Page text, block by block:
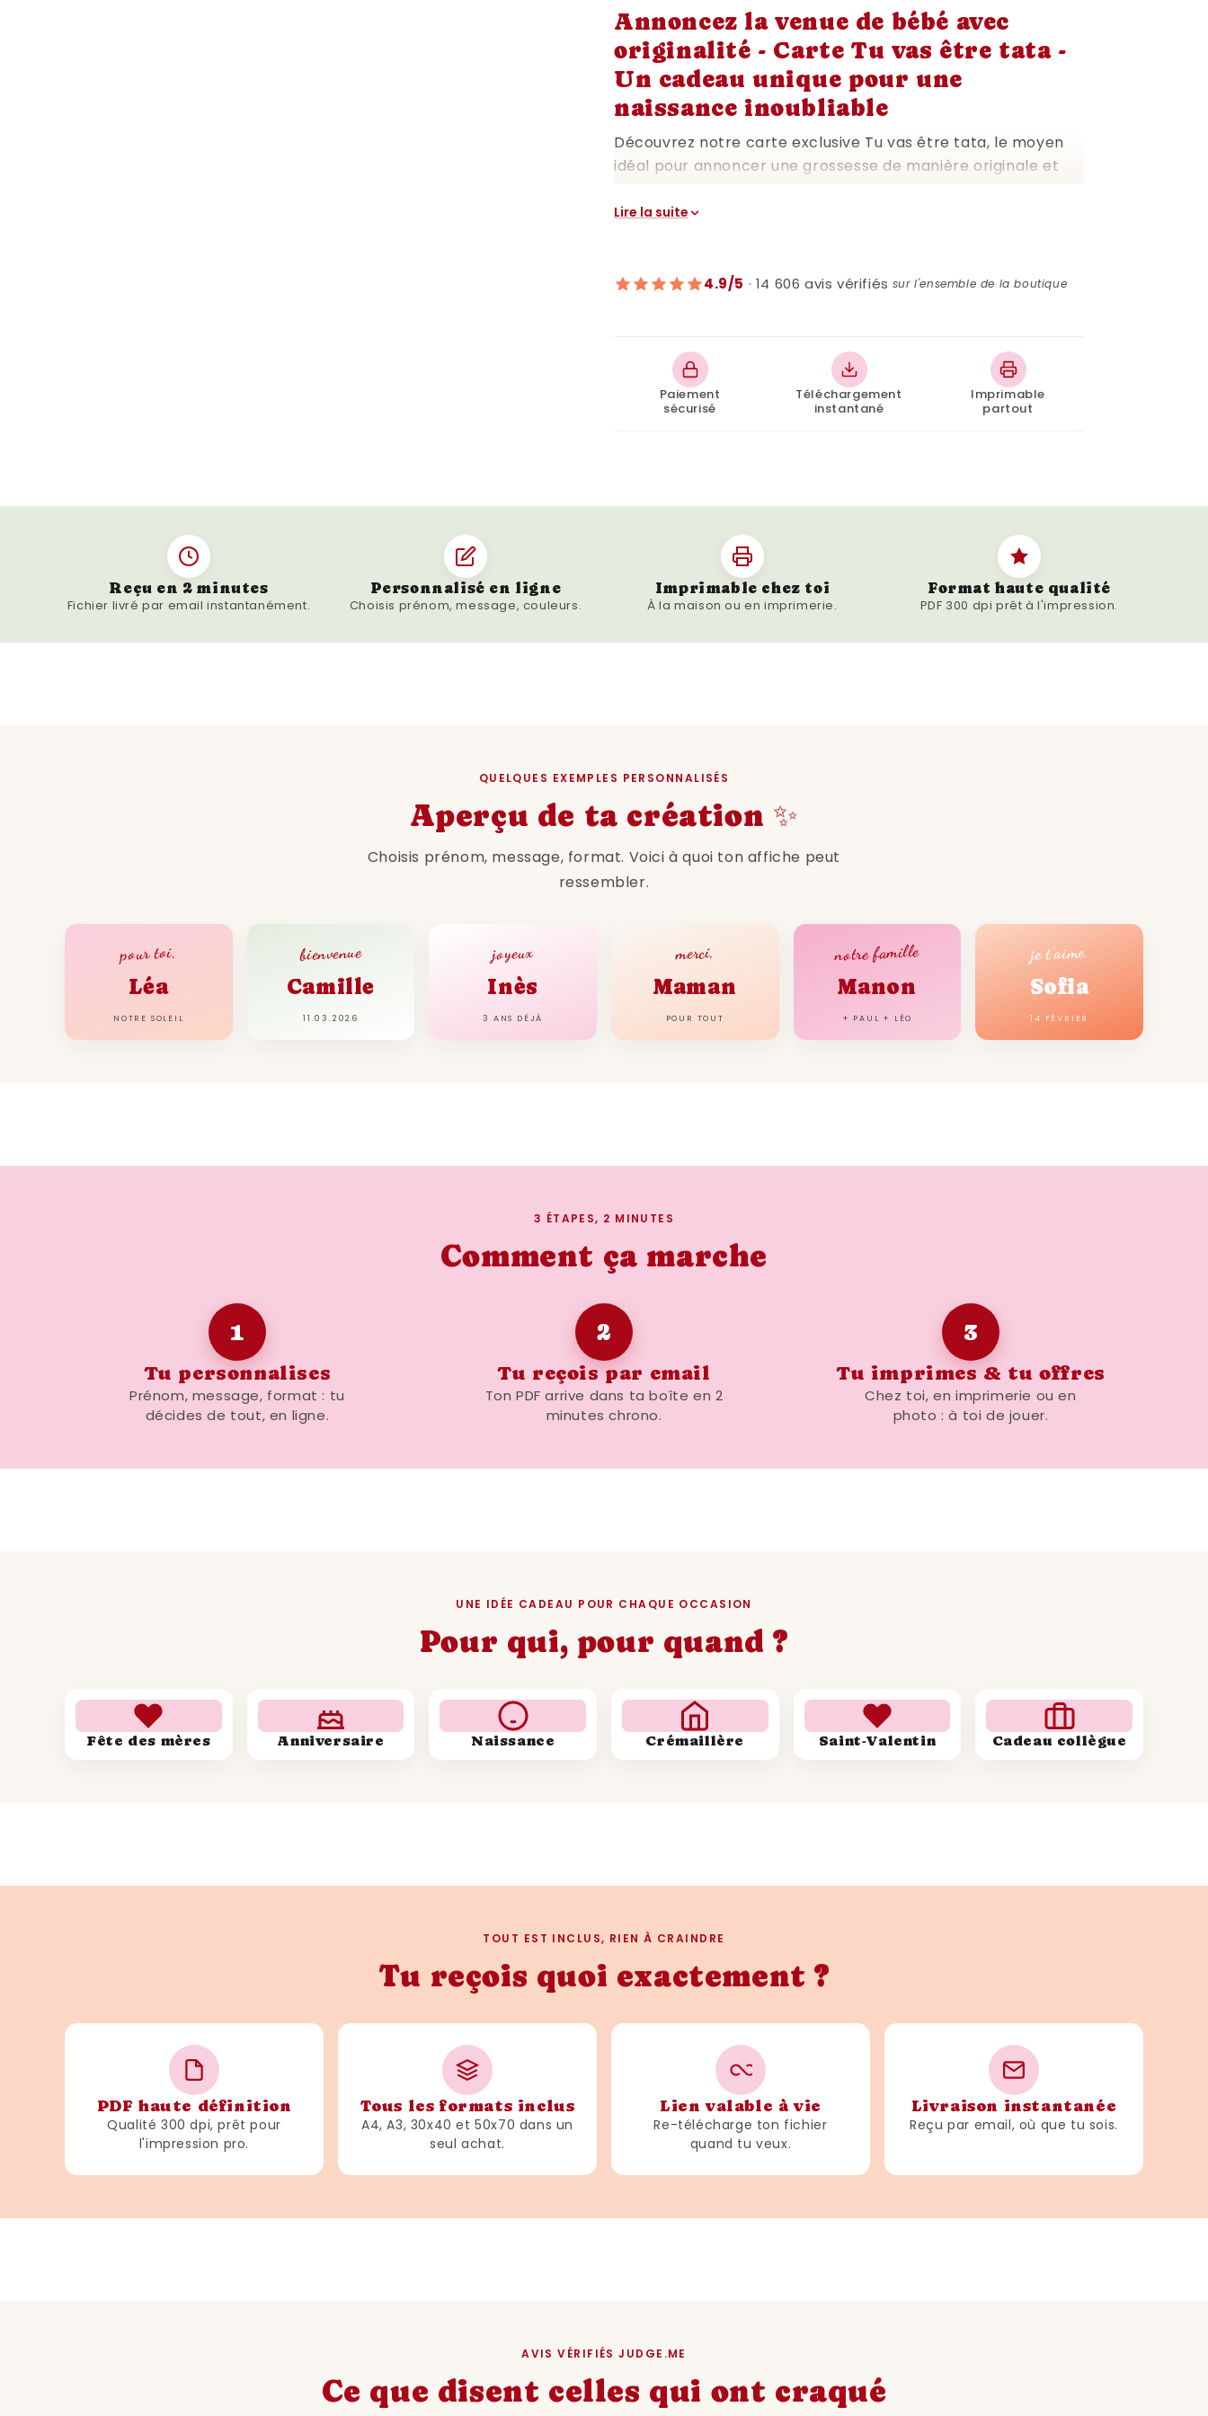
Annoncez la venue de bébé avec
originalité - Carte Tu vas être tata -
Un cadeau unique pour une
naissance inoubliable
Découvrez notre carte exclusive Tu vas être tata, le moyen
idéal pour annoncer une grossesse de manière originale et
carte est plus qu'un simple message, c'est un cadeau pour
partager cette grande nouvelle avec une future tata.
couleurs apaisantes en font un ajout parfait à tout album de
famille ou cadre photo. Imprimable à la maison, vous pouvez
personnaliser votre annonce pour qu'elle soit aussi unique
surprendre et ravir une future tata.
Lire la suite
4.9/5 · 14 606 avis vérifiés sur l'ensemble de la boutique
Paiement
sécurisé
Téléchargement
instantané
Imprimable
partout
Reçu en 2 minutes
Fichier livré par email instantanément.
Personnalisé en ligne
Choisis prénom, message, couleurs.
Imprimable chez toi
À la maison ou en imprimerie.
Format haute qualité
PDF 300 dpi prêt à l'impression.
QUELQUES EXEMPLES PERSONNALISÉS
Aperçu de ta création ✨
Choisis prénom, message, format. Voici à quoi ton affiche peut
ressembler.
pour toi,
Léa
NOTRE SOLEIL
bienvenue
Camille
11.03.2026
joyeux
Inès
3 ANS DÉJÀ
merci,
Maman
POUR TOUT
notre famille
Manon
+ PAUL + LÉO
je t'aime,
Sofia
14 FÉVRIER
3 ÉTAPES, 2 MINUTES
Comment ça marche
1
Tu personnalises
Prénom, message, format : tu
décides de tout, en ligne.
2
Tu reçois par email
Ton PDF arrive dans ta boîte en 2
minutes chrono.
3
Tu imprimes & tu offres
Chez toi, en imprimerie ou en
photo : à toi de jouer.
UNE IDÉE CADEAU POUR CHAQUE OCCASION
Pour qui, pour quand ?
Fête des mères Anniversaire Naissance Crémaillère Saint-Valentin Cadeau collègue
TOUT EST INCLUS, RIEN À CRAINDRE
Tu reçois quoi exactement ?
PDF haute définition
Qualité 300 dpi, prêt pour
l'impression pro.
Tous les formats inclus
A4, A3, 30x40 et 50x70 dans un
seul achat.
Lien valable à vie
Re-télécharge ton fichier
quand tu veux.
Livraison instantanée
Reçu par email, où que tu sois.
AVIS VÉRIFIÉS JUDGE.ME
Ce que disent celles qui ont craqué